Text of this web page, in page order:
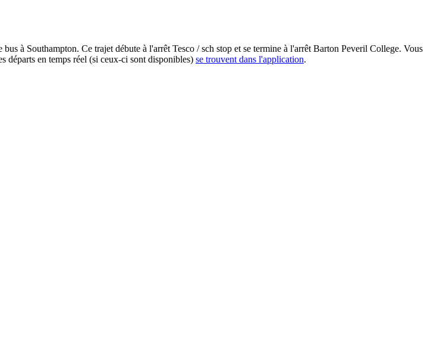
à Southampton. Ce trajet débute à l'arrêt Tesco / sch stop et se termine à l'arrêt Barton Peveril College. Vous
départs en temps réel (si ceux-ci sont disponibles) se trouvent dans l'application.